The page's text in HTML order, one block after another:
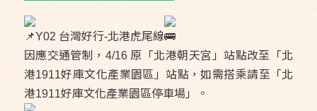
Y02 台灣好行-北港虎尾線
因應交通管制，4/16 原「北港朝天宮」站點改至「北
港1911好庫文化產業園區」站點，如需搭乘請至「北
港1911好庫文化產業園區停車場」。